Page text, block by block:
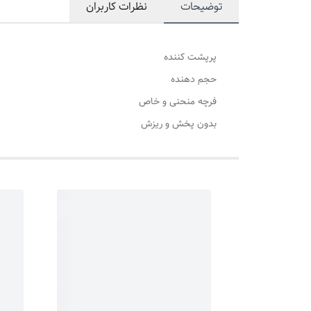
توضیحات نظرات کاربران
پرپشت کننده
حجم دهنده
فرچه منحنی و خاص
بدون پخش و ریزش